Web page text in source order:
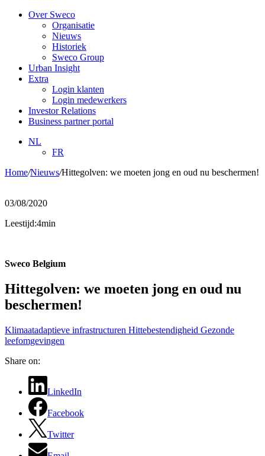
Over Sweco
Organisatie
Nieuws
Historiek
Sweco Group
Urban Insight
Extra
Login klanten
Login medewerkers
Investor Relations
Business partner portal
NL
FR
Home/Nieuws/Hittegolven: we moeten jong en oud nu beschermen!
03/08/2020
Leestijd:4min
Sweco Belgium
Hittegolven: we moeten jong en oud nu
beschermen!
Klimaatadaptieve infrastructuren Hittebestendigheid Gezonde
leefomgevingen
Share on:
LinkedIn
Facebook
Twitter